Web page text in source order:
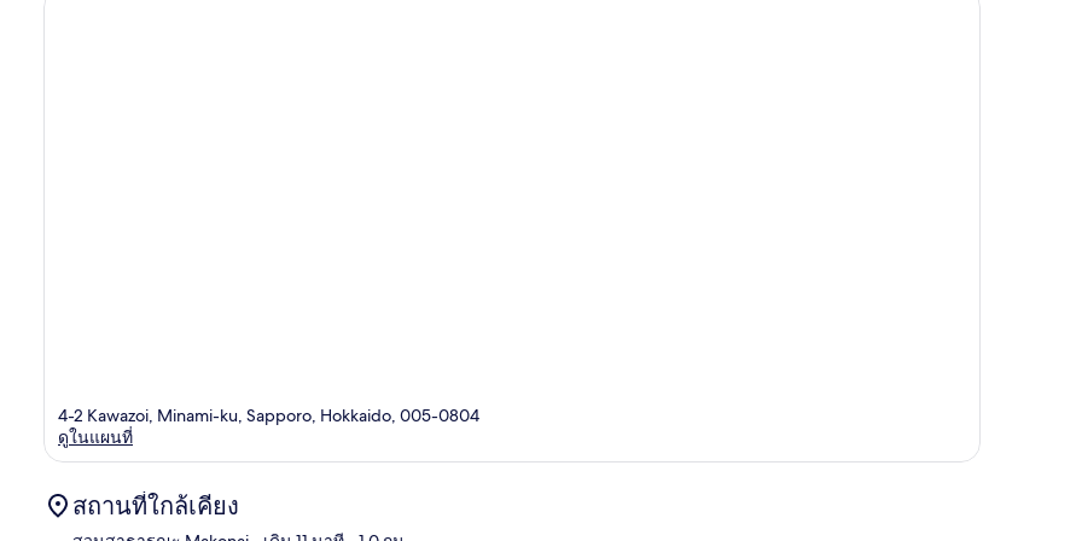
4-2 Kawazoi, Minami-ku, Sapporo, Hokkaido, 005-0804
ดูในแผนที่
สถานที่ใกล้เคียง